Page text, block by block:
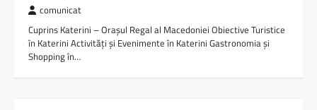
comunicat
Cuprins Katerini – Orașul Regal al Macedoniei Obiective Turistice
în Katerini Activități și Evenimente în Katerini Gastronomia și
Shopping în…